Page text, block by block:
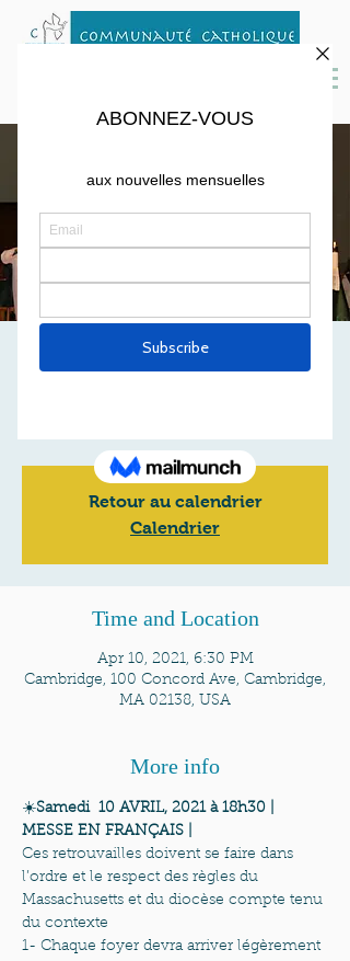
MESSE D'AVRIL
Retour au calendrier
Calendrier
Time and Location
Apr 10, 2021, 6:30 PM
Cambridge, 100 Concord Ave, Cambridge,
MA 02138, USA
More info
☀️Samedi  10 AVRIL, 2021 à 18h30 |
MESSE EN FRANÇAIS |
Ces retrouvailles doivent se faire dans
l’ordre et le respect des règles du
Massachusetts et du diocèse compte tenu
du contexte
1- Chaque foyer devra arriver légèrement